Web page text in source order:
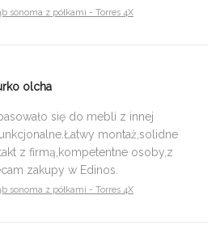
sonoma z półkami - Torres 4X
olcha
się do mebli z innej
montaż,solidne
z firmą,kompetentne osoby,z
zakupy w Edinos.
sonoma z półkami - Torres 4X